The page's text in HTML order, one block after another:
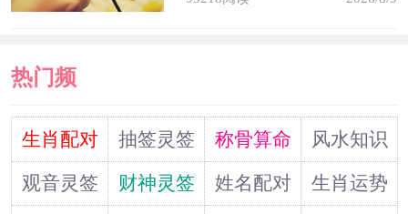
伴自己，给自己心灵上的安慰。
热门频
道生肖配对 抽签灵签 称骨算命
风水知识
观音灵签
财神灵签 姓名配对
生肖运势